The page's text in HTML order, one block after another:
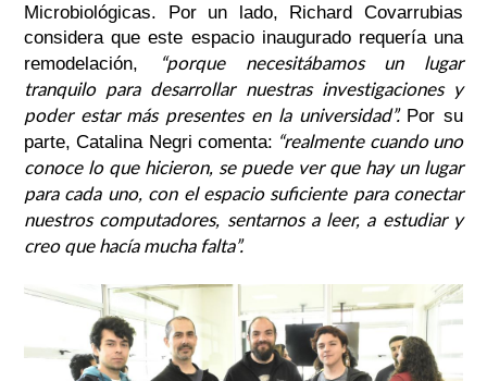
Microbiológicas. Por un lado, Richard Covarrubias
considera que este espacio inaugurado requería una
remodelación,
“porque necesitábamos un lugar
tranquilo para desarrollar nuestras investigaciones y
poder estar más presentes en la universidad”. Por su
parte, Catalina Negri comenta: “realmente cuando uno
conoce lo que hicieron, se puede ver que hay un lugar
para cada uno, con el espacio suficiente para conectar
nuestros computadores, sentarnos a leer, a estudiar y
creo que hacía mucha falta”.